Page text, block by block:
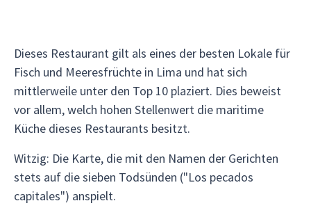
Dieses Restaurant gilt als eines der besten Lokale für
Fisch und Meeresfrüchte in Lima und hat sich
mittlerweile unter den Top 10 plaziert. Dies beweist
vor allem, welch hohen Stellenwert die maritime
Küche dieses Restaurants besitzt.
Witzig: Die Karte, die mit den Namen der Gerichten
stets auf die sieben Todsünden ("Los pecados
capitales") anspielt.